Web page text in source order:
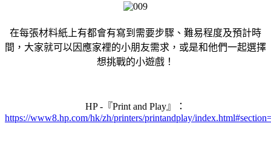
在每張材料紙上有都會有寫到需要步驟、難易程度及預計時
間，大家就可以因應家裡的小朋友需求，或是和他們一起選擇
想挑戰的小遊戲！
HP -『Print and Play』：
https://www8.hp.com/hk/zh/printers/printandplay/